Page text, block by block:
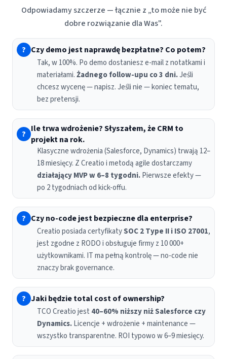
Odpowiadamy szczerze — łącznie z „to może nie być
dobre rozwiązanie dla Was".
? Czy demo jest naprawdę bezpłatne? Co potem?
Tak, w 100%. Po demo dostaniesz e-mail z notatkami i
materiałami.Żadnego follow-upu co 3 dni.Jeśli
chcesz wycenę — napisz. Jeśli nie — koniec tematu,
bez pretensji.
? Ile trwa wdrożenie? Słyszałem, że CRM to
projekt na rok.
Klasyczne wdrożenia (Salesforce, Dynamics) trwają 12–
18 miesięcy. Z Creatio i metodą agile dostarczamy
działający MVP w 6–8 tygodni.Pierwsze efekty —
po 2 tygodniach od kick-offu.
? Czy no-code jest bezpieczne dla enterprise?
Creatio posiada certyfikatySOC 2 Type II i ISO 27001,
jest zgodne z RODO i obsługuje firmy z 10 000+
użytkownikami. IT ma pełną kontrolę — no-code nie
znaczy brak governance.
? Jaki będzie total cost of ownership?
TCO Creatio jest 40–60% niższy niż Salesforce czy
Dynamics.Licencje + wdrożenie + maintenance —
wszystko transparentne. ROI typowo w 6–9 miesięcy.